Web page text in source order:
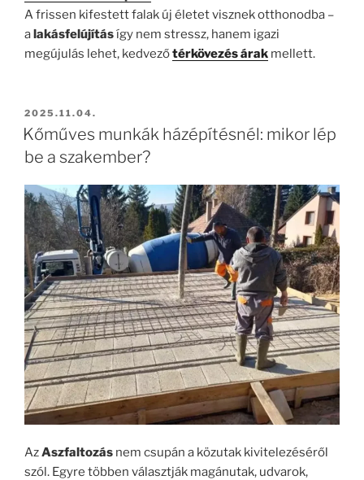
A frissen kifestett falak új életet visznek otthonodba –
alakásfelújításígy nem stressz, hanem igazi
megújulás lehet, kedvezőtérkövezés árak mellett.
BEKÜLDVE:
2025.11.04.
Kőműves munkák házépítésnél: mikor lép
be a szakember?
AzAszfaltozás nem csupán a közutak kivitelezéséről
szól. Egyre többen választják magánutak, udvarok,